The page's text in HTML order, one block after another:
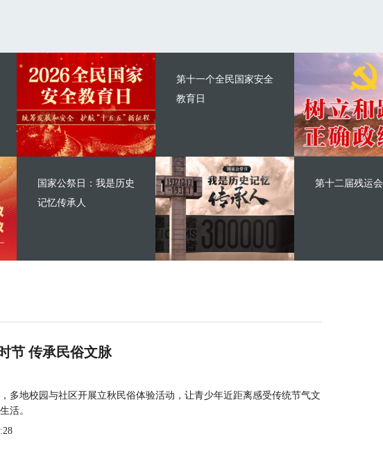
第十一个全民国家安全
教育日
国家公祭日：我是历史
记忆传承人
第十二届残运会
节 传承民俗文脉
多地校园与社区开展立秋民俗体验活动，让青少年近距离感受传统节气文
活。